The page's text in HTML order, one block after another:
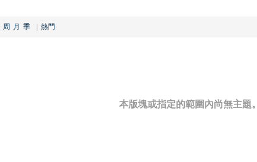
周 月 季 熱門
本版塊或指定的範圍內尚無主題。